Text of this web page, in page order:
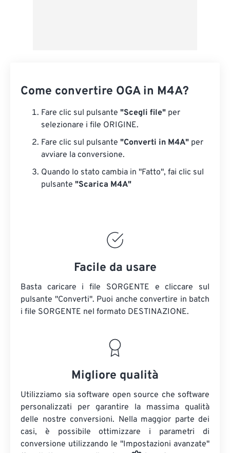
Come convertire OGA in M4A?
Fare clic sul pulsante "Scegli file" per
selezionare i file ORIGINE.
Fare clic sul pulsante "Converti in M4A" per
avviare la conversione.
Quando lo stato cambia in "Fatto", fai clic sul
pulsante "Scarica M4A"
Facile da usare
Basta caricare i file SORGENTE e cliccare sul
pulsante "Converti". Puoi anche convertire in batch
i file SORGENTE nel formato DESTINAZIONE.
Migliore qualità
Utilizziamo sia software open source che software
personalizzati per garantire la massima qualità
delle nostre conversioni. Nella maggior parte dei
casi, è possibile ottimizzare i parametri di
conversione utilizzando le "Impostazioni avanzate"